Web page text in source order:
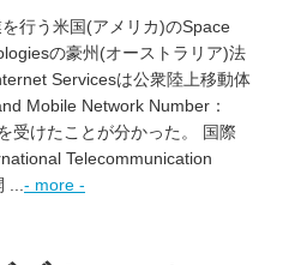
行う米国(アメリカ)のSpace
の豪州(オーストラリア)法
Servicesは公衆陸上移動体
Mobile Network Number：
受けたことが分かった。 国際
Telecommunication
- more -